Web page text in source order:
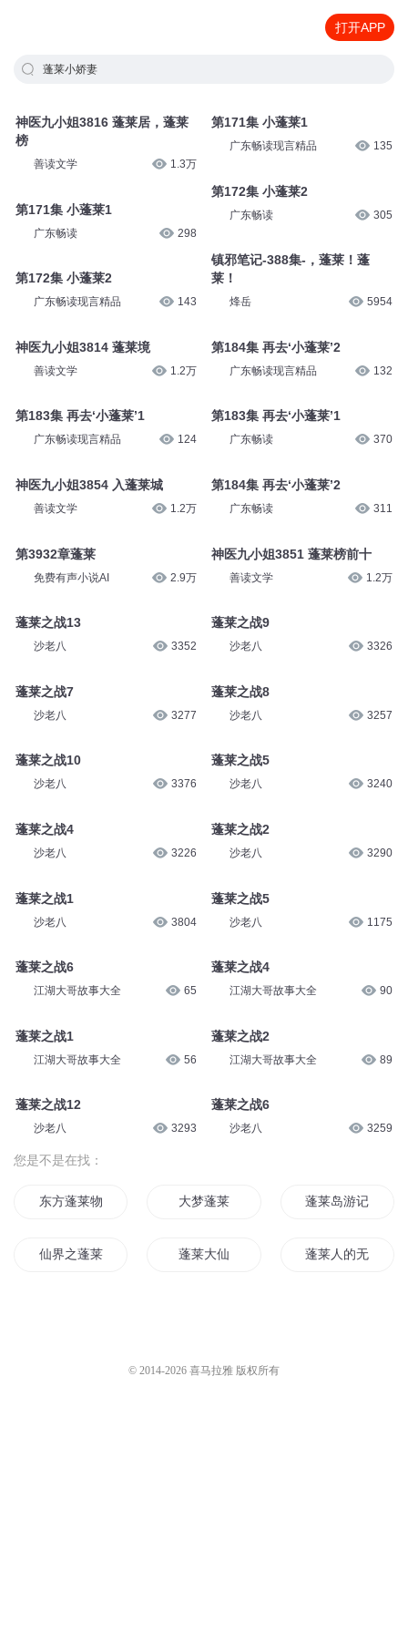
打开APP
蓬莱小娇妻
神医九小姐3816 蓬莱居，蓬莱
榜
善读文学 1.3万
第171集 小蓬莱1
广东畅读 298
第172集 小蓬莱2
广东畅读现言精品 143
神医九小姐3814 蓬莱境
善读文学 1.2万
第183集 再去‘小蓬莱’1
广东畅读现言精品 124
神医九小姐3854 入蓬莱城
善读文学 1.2万
第3932章蓬莱
免费有声小说AI 2.9万
蓬莱之战13
沙老八 3352
蓬莱之战7
沙老八 3277
蓬莱之战10
沙老八 3376
蓬莱之战4
沙老八 3226
蓬莱之战1
沙老八 3804
蓬莱之战6
江湖大哥故事大全 65
蓬莱之战1
江湖大哥故事大全 56
蓬莱之战12
沙老八 3293
第171集 小蓬莱1
广东畅读现言精品 135
第172集 小蓬莱2
广东畅读 305
镇邪笔记-388集-，蓬莱！蓬
莱！
烽岳 5954
第184集 再去‘小蓬莱’2
广东畅读现言精品 132
第183集 再去‘小蓬莱’1
广东畅读 370
第184集 再去‘小蓬莱’2
广东畅读 311
神医九小姐3851 蓬莱榜前十
善读文学 1.2万
蓬莱之战9
沙老八 3326
蓬莱之战8
沙老八 3257
蓬莱之战5
沙老八 3240
蓬莱之战2
沙老八 3290
蓬莱之战5
沙老八 1175
蓬莱之战4
江湖大哥故事大全 90
蓬莱之战2
江湖大哥故事大全 89
蓬莱之战6
沙老八 3259
您是不是在找：
东方蓬莱物语 大梦蓬莱 蓬莱岛游记
仙界之蓬莱 蓬莱大仙 蓬莱人的无限之旅
© 2014-2026 喜马拉雅 版权所有